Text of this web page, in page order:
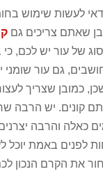
לעשות שימוש
שאתם צריכים גם
של עור יש לכם, כי
גם עור שומני
כמובן שצריך
קונים. יש הרבה
כאלה והרבה
לפנים באמת יוכל
את הקרם הנכון